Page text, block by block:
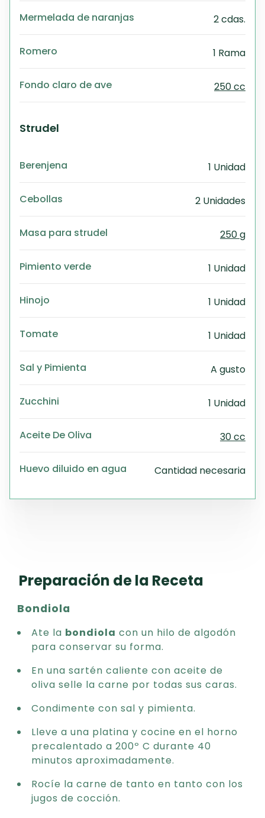
Mermelada de naranjas 2 cdas.
Romero 1 Rama
Fondo claro de ave 250 cc
Strudel
Berenjena 1 Unidad
Cebollas 2 Unidades
Masa para strudel 250 g
Pimiento verde 1 Unidad
Hinojo 1 Unidad
Tomate 1 Unidad
Sal y Pimienta A gusto
Zucchini 1 Unidad
Aceite De Oliva 30 cc
Huevo diluido en agua Cantidad necesaria
Preparación de la Receta
Bondiola
Ate la bondiola con un hilo de algodón
para conservar su forma.
En una sartén caliente con aceite de
oliva selle la carne por todas sus caras.
Condimente con sal y pimienta.
Lleve a una platina y cocine en el horno
precalentado a 200º C durante 40
minutos aproximadamente.
Rocíe la carne de tanto en tanto con los
jugos de cocción.